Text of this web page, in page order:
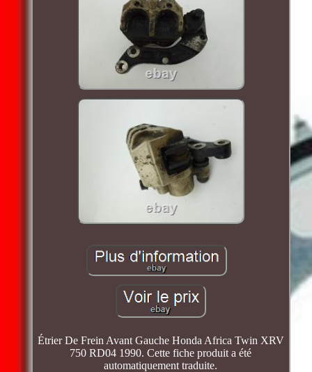
Étrier De Frein Avant Gauche Honda Africa Twin XRV
750 RD04 1990. Cette fiche produit a été
automatiquement traduite.